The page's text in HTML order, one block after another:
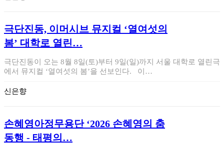
극단진동, 이머시브 뮤지컬 ‘열여섯의
봄’ 대학로 열린…
극단진동이 오는 8월 8일(토)부터 9일(일)까지 서울 대학로 열린극
에서 뮤지컬 ‘열여섯의 봄’을 선보인다. 이…
신은향
손혜영아정무용단 ‘2026 손혜영의 춤
동행 - 태평의…